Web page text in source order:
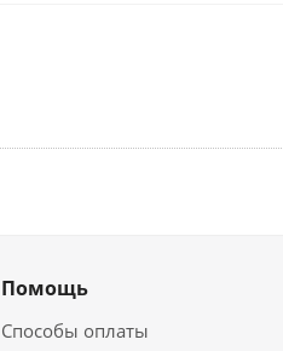
Помощь
Способы оплаты